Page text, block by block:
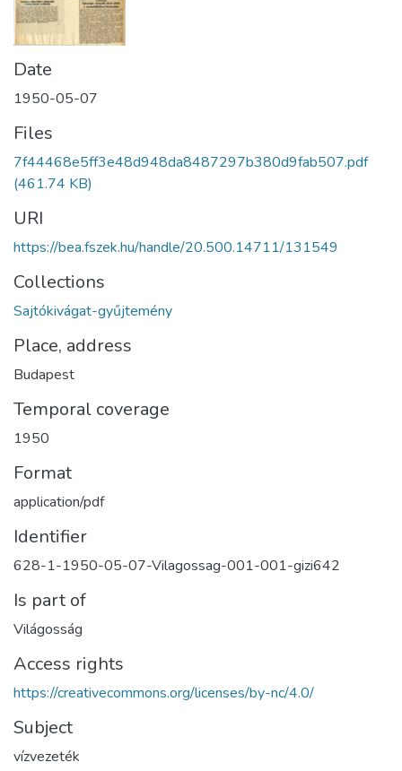
Date
1950-05-07
Files
7f44468e5ff3e48d948da8487297b380d9fab507.pdf
(461.74 KB)
URI
https://bea.fszek.hu/handle/20.500.14711/131549
Collections
Sajtókivágat-gyűjtemény
Place, address
Budapest
Temporal coverage
1950
Format
application/pdf
Identifier
628-1-1950-05-07-Vilagossag-001-001-gizi642
Is part of
Világosság
Access rights
https://creativecommons.org/licenses/by-nc/4.0/
Subject
vízvezeték